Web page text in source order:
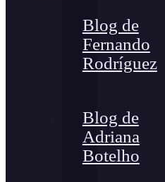
Blog de
Fernando
Rodríguez
Blog de
Adriana
Botelho